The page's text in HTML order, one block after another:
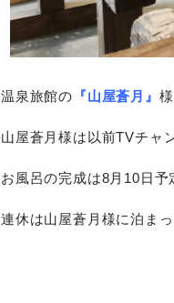
温泉旅館の 『山屋蒼月』
山屋蒼月様は以前TVチャ
お風呂の完成は8月10日予
連休は山屋蒼月様に泊ま